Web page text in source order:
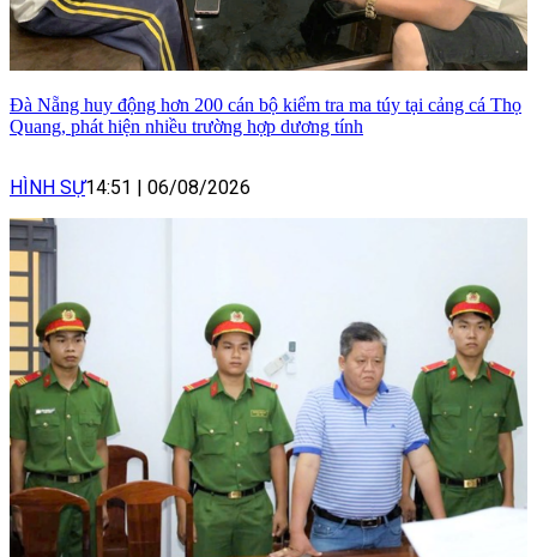
Đà Nẵng huy động hơn 200 cán bộ kiểm tra ma túy tại cảng cá Thọ
Quang, phát hiện nhiều trường hợp dương tính
HÌNH SỰ14:51 06/08/2026